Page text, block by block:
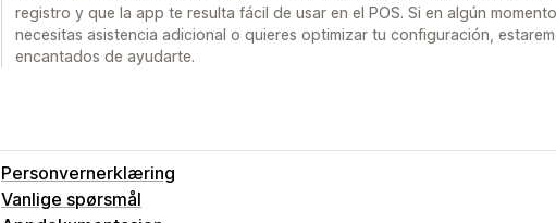
registro y que la app te resulta fácil de usar en el POS. Si en algún momento
necesitas asistencia adicional o quieres optimizar tu configuración,
encantados de ayudarte.
Personvernerklæring
Vanlige spørsmål